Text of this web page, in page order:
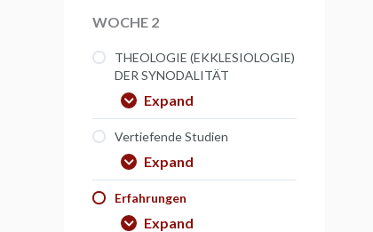
WOCHE 2
THEOLOGIE (EKKLESIOLOGIE)
DER SYNODALITÄT
Expand
Vertiefende Studien
Expand
Erfahrungen
Expand